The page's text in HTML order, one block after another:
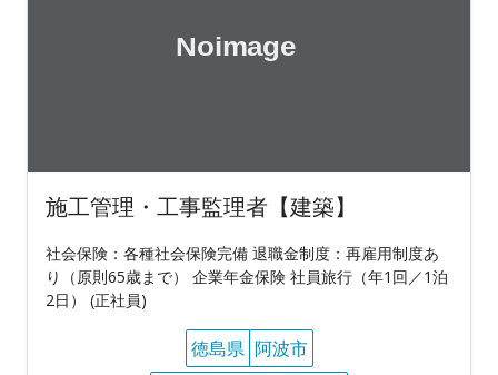
施工管理・工事監理者【建築】
社会保険：各種社会保険完備 退職金制度：再雇用制度あ
り（原則65歳まで） 企業年金保険 社員旅行（年1回／1泊
2日） (正社員)
徳島県 阿波市